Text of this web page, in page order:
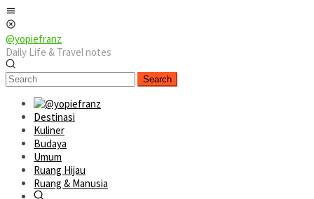
Skip
to
content
@yopiefranz
Daily Life & Travel notes
Search
Destinasi
Kuliner
Budaya
Umum
Ruang Hijau
Ruang & Manusia